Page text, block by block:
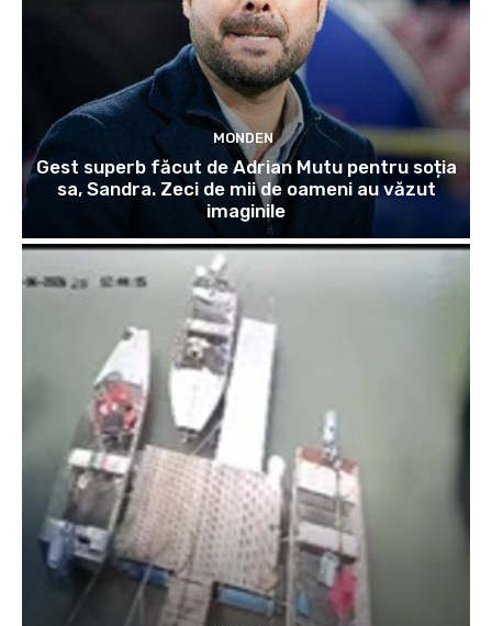
MONDEN
Gest superb făcut de Adrian Mutu pentru soția
sa, Sandra. Zeci de mii de oameni au văzut
imaginile